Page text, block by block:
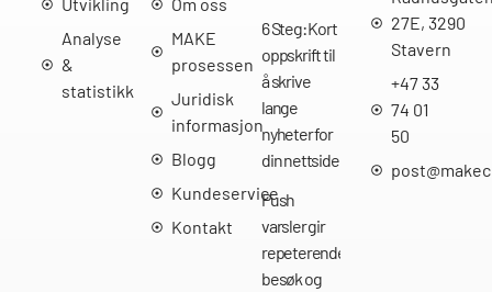
Analyse
&
statistikk
MAKE
prosessen
Juridisk
informasjon
Blogg
Kundeservice
Kontakt
6 Steg: Kort
oppskrift til
å skrive
lange
nyheter for
din nettside
Push
varsler gir
repeterende
besøk og
27E, 3290
Stavern
+47 33
74 01
50